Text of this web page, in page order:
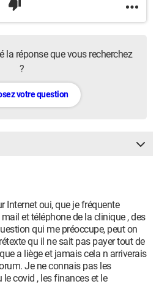
la réponse que vous recherchez
?
votre question
Internet oui, que je fréquente
et téléphone de la clinique , des
qui me préoccupe, peut on
qu il ne sait pas payer tout de
a liège et jamais cela n arriverais
Je ne connais pas les
covid , les finances et le